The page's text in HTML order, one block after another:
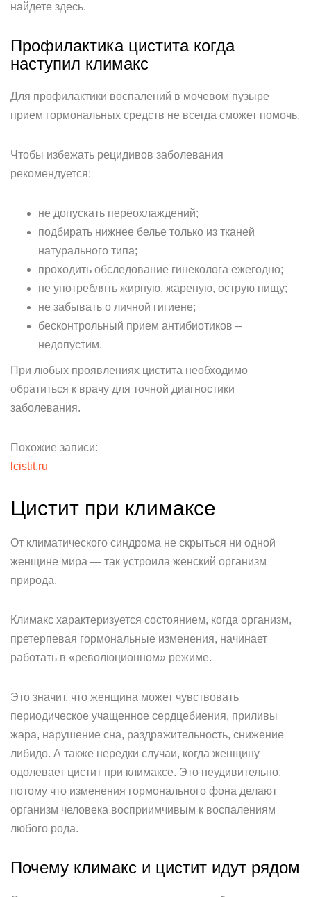
найдете здесь.
Профилактика цистита когда
наступил климакс
Для профилактики воспалений в мочевом пузыре
прием гормональных средств не всегда сможет помочь.
Чтобы избежать рецидивов заболевания
рекомендуется:
не допускать переохлаждений;
подбирать нижнее белье только из тканей
натурального типа;
проходить обследование гинеколога ежегодно;
не употреблять жирную, жареную, острую пищу;
не забывать о личной гигиене;
бесконтрольный прием антибиотиков –
недопустим.
При любых проявлениях цистита необходимо
обратиться к врачу для точной диагностики
заболевания.
Похожие записи:
lcistit.ru
Цистит при климаксе
От климатического синдрома не скрыться ни одной
женщине мира — так устроила женский организм
природа.
Климакс характеризуется состоянием, когда организм,
претерпевая гормональные изменения, начинает
работать в «революционном» режиме.
Это значит, что женщина может чувствовать
периодическое учащенное сердцебиения, приливы
жара, нарушение сна, раздражительность, снижение
либидо. А также нередки случаи, когда женщину
одолевает цистит при климаксе. Это неудивительно,
потому что изменения гормонального фона делают
организм человека восприимчивым к воспалениям
любого рода.
Почему климакс и цистит идут рядом